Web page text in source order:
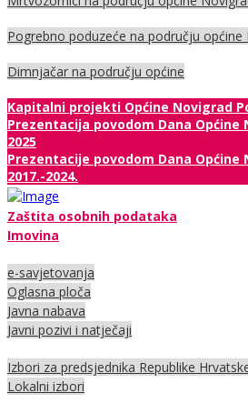
Pogrebno poduzeće na području općine
Dimnjačar na području općine
Kapitalni projekti Općine Novigrad
Prezentacija povodom Dana Općine
2025
Prezentacije povodom Dana Općine
2017.-2024.
Zaštita osobnih podataka
Imovina
e-savjetovanja
Oglasna ploča
Javna nabava
Javni pozivi i natječaji
Izbori za predsjednika Republike
Lokalni izbori